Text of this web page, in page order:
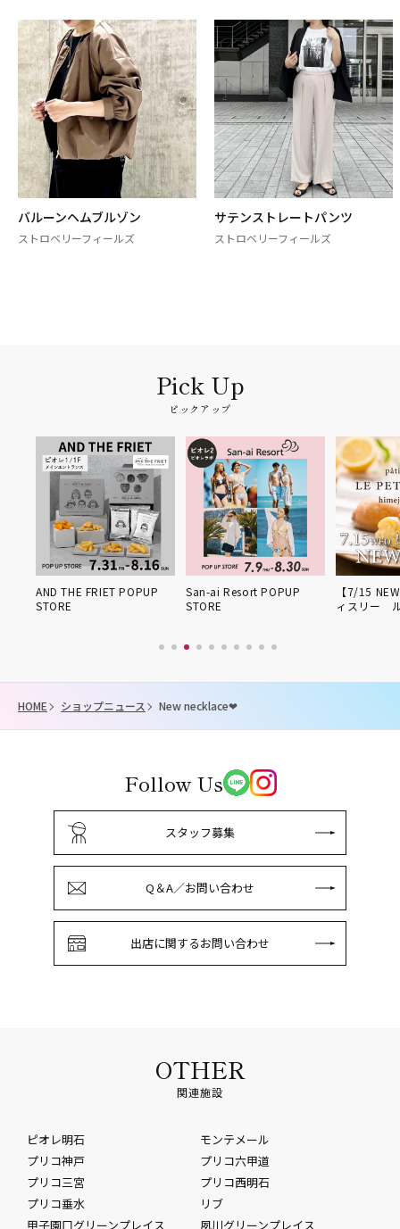
バルーンヘムブルゾン
ストロベリーフィールズ
サテンストレートパンツ
ストロベリーフィールズ
ピックアップ
AND THE FRIET POPUP
STORE
San-ai Resort POPUP
STORE
【7/15
ィスリー
HOME ショップニュース New necklace❤︎
Follow Us
スタッフ募集
Q＆A／お問い合わせ
出店に関するお問い合わせ
OTHER
関連施設
ピオレ明石
モンテメール
プリコ神戸
プリコ六甲道
プリコ三宮
プリコ西明石
プリコ垂水
リブ
甲子園口グリーンプレイス
夙川グリーンプレイス